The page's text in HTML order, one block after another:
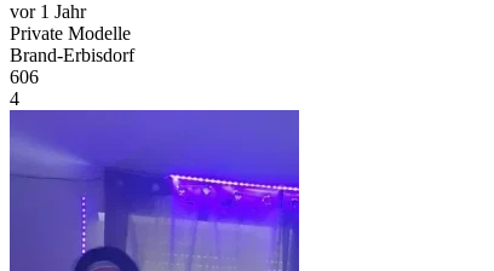
vor 1 Jahr
Private Modelle
Brand-Erbisdorf
606
4